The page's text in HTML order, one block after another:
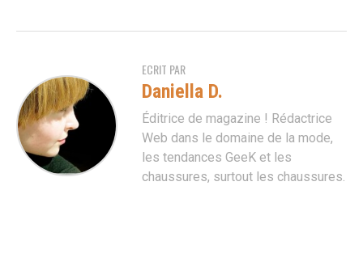
ECRIT PAR
Daniella D.
Éditrice de magazine ! Rédactrice
Web dans le domaine de la mode,
les tendances GeeK et les
chaussures, surtout les chaussures.